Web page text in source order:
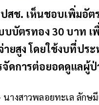
สช. เห็นชอบเพิ่มอั
บบัตรทอง 30 บาท เ
ยสูง โดยใช้งบที่ปร
ดการต่อยอดดูแลผู้ป่
างสาวพลอยทะเล ลักษ